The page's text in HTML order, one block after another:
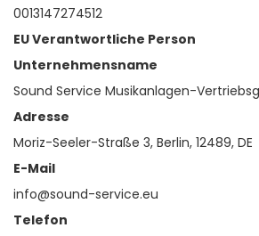
0013147274512
EU Verantwortliche Person
Unternehmensname
Sound Service Musikanlagen-
Adresse
Moriz-Seeler-Straße 3, Berlin, 12489, DE
E-Mail
info@sound-service.eu
Telefon